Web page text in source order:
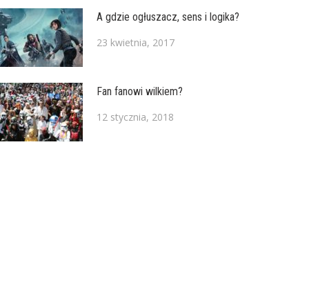
A gdzie ogłuszacz, sens i logika?
23 kwietnia, 2017
Fan fanowi wilkiem?
12 stycznia, 2018